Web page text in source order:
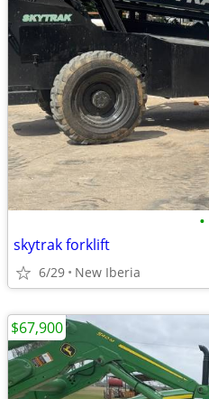
•
skytrak forklift
6/29 New Iberia
$67,900